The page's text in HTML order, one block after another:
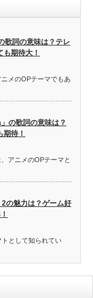
歌詞の意味は？テレ
期待大！
メのOPテーマでもあ
の歌詞の意味は？
待！
アニメのOPテーマと
の魅力は？ゲーム好
として知られてい